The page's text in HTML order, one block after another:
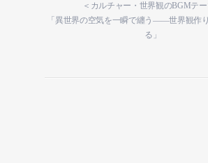
＜カルチャー・世界観のBGMテー
「異世界の空気を一瞬で纏う――世界観作
る」